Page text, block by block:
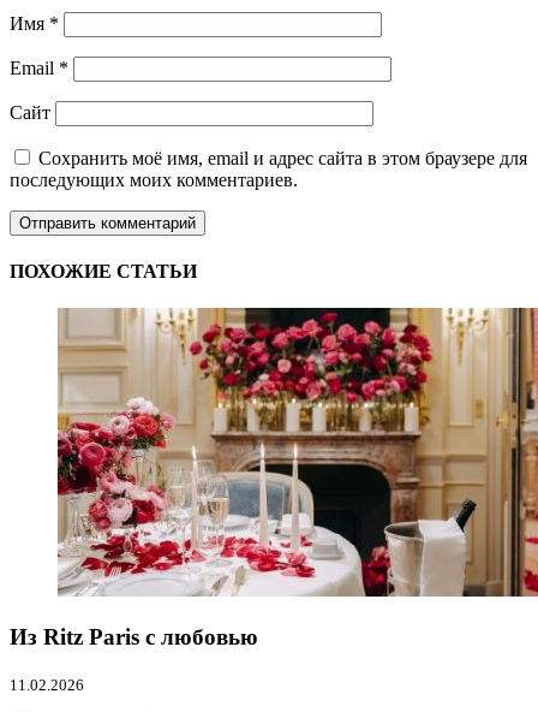
Имя *
Email *
Сайт
Сохранить моё имя, email и адрес сайта в этом браузере для
последующих моих комментариев.
ПОХОЖИЕ СТАТЬИ
Из Ritz Paris с любовью
11.02.2026